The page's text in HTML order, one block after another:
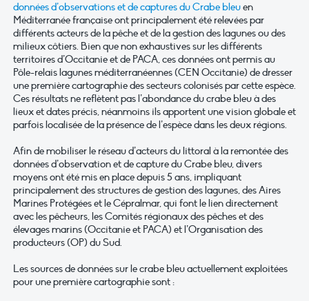
données d’observations et de captures du Crabe bleuen
Méditerranée française ont principalement été relevées par
différents acteurs de la pêche et de la gestion des lagunes ou des
milieux côtiers. Bien que non exhaustives sur les différents
territoires d’Occitanie et de PACA, ces données ont permis au
Pôle-relais lagunes méditerranéennes (CEN Occitanie) de dresser
une première cartographie des secteurs colonisés par cette espèce.
Ces résultats ne reflètent pas l’abondance du crabe bleu à des
lieux et dates précis, néanmoins ils apportent une vision globale et
parfois localisée de la présence de l’espèce dans les deux régions.
Afin de mobiliser le réseau d’acteurs du littoral à la remontée des
données d’observation et de capture du Crabe bleu, divers
moyens ont été mis en place depuis 5 ans, impliquant
principalement des structures de gestion des lagunes, des Aires
Marines Protégées et le Cépralmar, qui font le lien directement
avec les pêcheurs, les Comités régionaux des pêches et des
élevages marins (Occitanie et PACA) et l’Organisation des
producteurs (OP) du Sud.
Les sources de données sur le crabe bleu actuellement exploitées
pour une première cartographie sont :